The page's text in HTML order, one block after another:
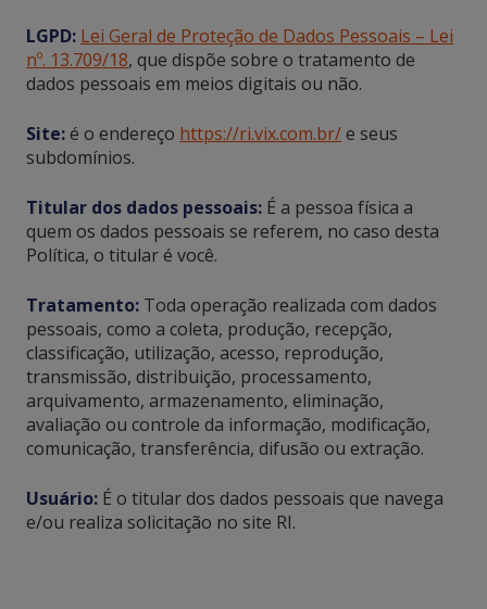
LGPD: Lei Geral de Proteção de Dados Pessoais – Lei
nº. 13.709/18, que dispõe sobre o tratamento de
dados pessoais em meios digitais ou não.
Site:é o endereço https://ri.vix.com.br/e seus
subdomínios.
Titular dos dados pessoais: É a pessoa física a
quem os dados pessoais se referem, no caso desta
Política, o titular é você.
Tratamento: Toda operação realizada com dados
pessoais, como a coleta, produção, recepção,
classificação, utilização, acesso, reprodução,
transmissão, distribuição, processamento,
arquivamento, armazenamento, eliminação,
avaliação ou controle da informação, modificação,
comunicação, transferência, difusão ou extração.
Usuário: É o titular dos dados pessoais que navega
e/ou realiza solicitação no site RI.